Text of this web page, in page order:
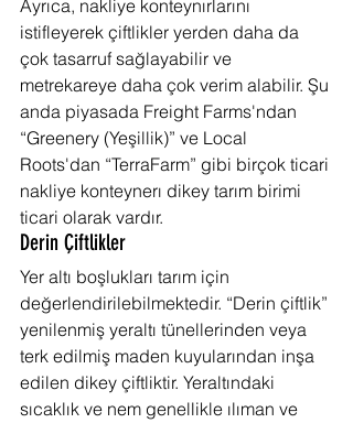
Ayrıca, nakliye konteynırlarını
istifleyerek çiftlikler yerden daha da
çok tasarruf sağlayabilir ve
metrekareye daha çok verim alabilir. Şu
anda piyasada Freight Farms'ndan
“Greenery (Yeşillik)” ve Local
Roots'dan “TerraFarm” gibi birçok ticari
nakliye konteynerı dikey tarım birimi
ticari olarak vardır.
Derin Çiftlikler
Yer altı boşlukları tarım için
değerlendirilebilmektedir. “Derin çiftlik”
yenilenmiş yeraltı tünellerinden veya
terk edilmiş maden kuyularından inşa
edilen dikey çiftliktir. Yeraltındaki
sıcaklık ve nem genellikle ılıman ve